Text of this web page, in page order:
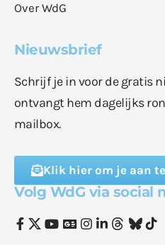
Over WdG
Nieuwsbrief
Schrijf je in voor de gratis
ontvangt hem dagelijks
mailbox.
Klik hier om je aan
Volg WdG via social